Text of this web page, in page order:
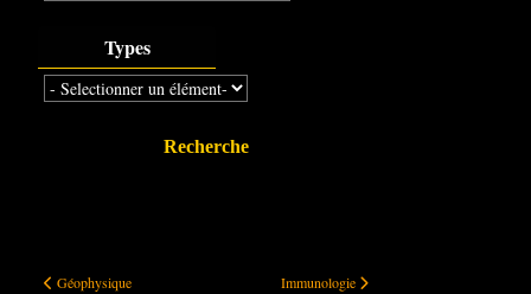
Types
Recherche
Géophysique
Géophysique Immunologie
Immunologie